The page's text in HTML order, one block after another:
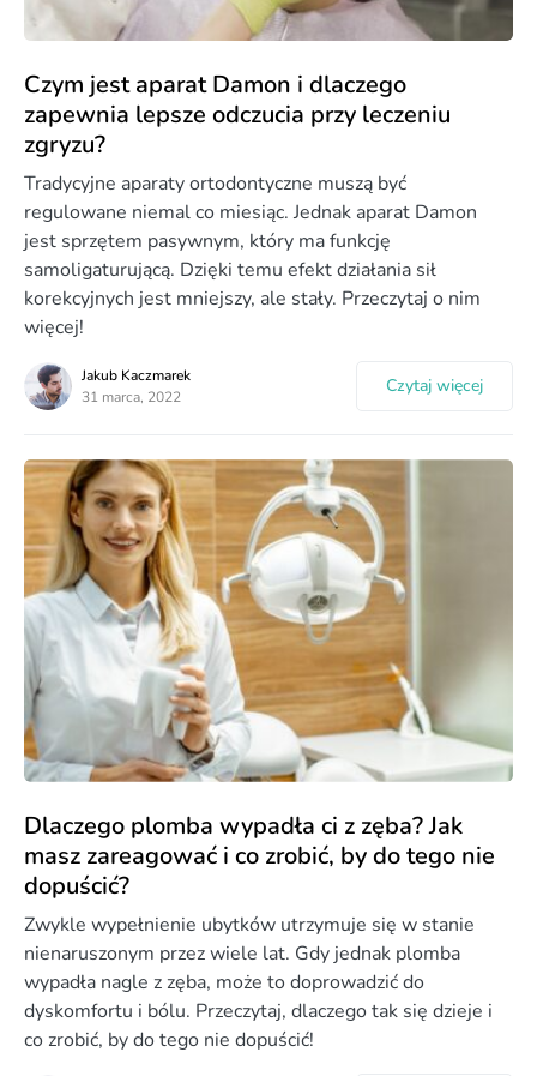
Czym jest aparat Damon i dlaczego
zapewnia lepsze odczucia przy leczeniu
zgryzu?
Tradycyjne aparaty ortodontyczne muszą być
regulowane niemal co miesiąc. Jednak aparat Damon
jest sprzętem pasywnym, który ma funkcję
samoligaturującą. Dzięki temu efekt działania sił
korekcyjnych jest mniejszy, ale stały. Przeczytaj o nim
więcej!
Jakub Kaczmarek
31 marca, 2022
Czytaj więcej
Dlaczego plomba wypadła ci z zęba? Jak
masz zareagować i co zrobić, by do tego nie
dopuścić?
Zwykle wypełnienie ubytków utrzymuje się w stanie
nienaruszonym przez wiele lat. Gdy jednak plomba
wypadła nagle z zęba, może to doprowadzić do
dyskomfortu i bólu. Przeczytaj, dlaczego tak się dzieje i
co zrobić, by do tego nie dopuścić!